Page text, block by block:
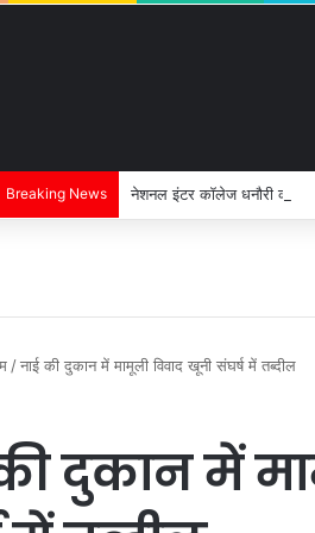
Breaking News नेशनल इंटर कॉलेज धनौरी की
/नाई की दुकान में मामूली विवाद खूनी संघर्ष में तब्दील
दुकान में